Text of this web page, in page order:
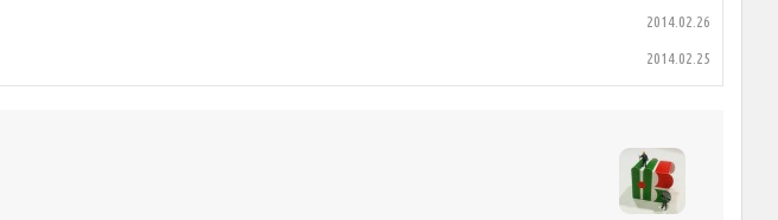
2014.02.26
2014.02.25